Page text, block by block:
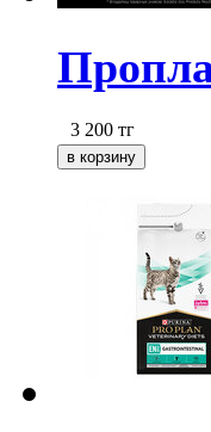
3 200 тг